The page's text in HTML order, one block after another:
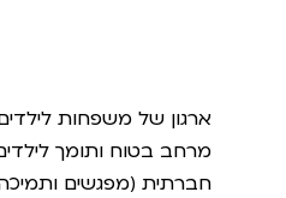
ארגון של משפחות
מרחב בטוח ותומך
חברתית (מפגשים